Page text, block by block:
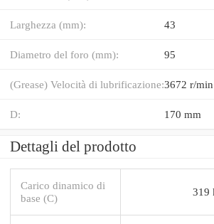
Larghezza (mm): 43
Diametro del foro (mm): 95
(Grease) Velocità di lubrificazione:3672 r/min
D: 170 mm
Dettagli del prodotto
Carico dinamico di
base (C)
319